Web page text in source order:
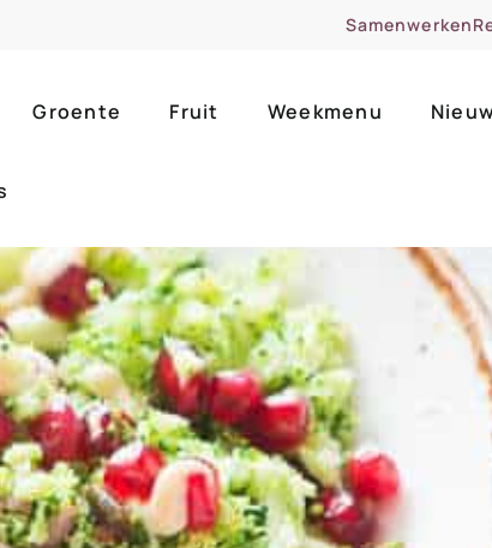
Samenwerken
bijgerechten
hoofdgerechten
desserts
drankjes
alle groentes
alle fruitsoorten
zomer zoet
barbecue
eenpansgerecht
slow cooker
Groente Fruit Weekmenu